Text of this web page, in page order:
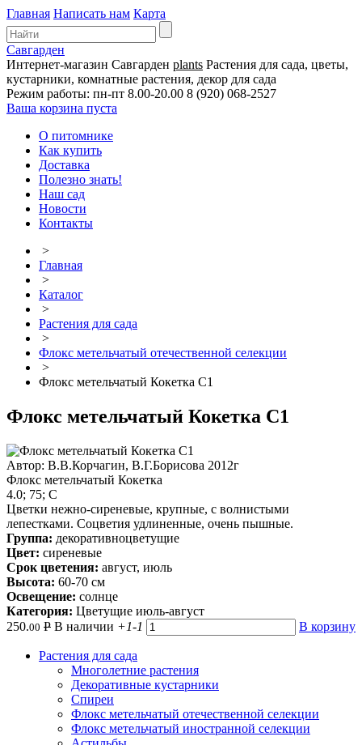
Главная Написать нам Карта
Савгарден
Интернет-магазин Савгарден plants Растения для сада, цветы,
кустарники, комнатные растения, декор для сада
Режим работы: пн-пт 8.00-20.00 8 (920) 068-2527
Ваша корзина пуста
О питомнике
Как купить
Доставка
Полезно знать!
Наш сад
Новости
Контакты
>
Главная
>
Каталог
>
Растения для сада
>
Флокс метельчатый отечественной селекции
>
Флокс метельчатый Кокетка С1
Флокс метельчатый Кокетка С1
Автор: В.В.Корчагин, В.Г.Борисова 2012г
Флокс метельчатый Кокетка
4.0; 75; С
Цветки нежно-сиреневые, крупные, с волнистыми
лепестками. Соцветия удлиненные, очень пышные.
Группа: декоративноцветущие
Цвет: сиреневые
Срок цветения: август, июль
Высота: 60-70 см
Освещение: солнце
Категория: Цветущие июль-август
250.00 Р В наличии +1-1 В корзину
Растения для сада
Многолетние растения
Декоративные кустарники
Спиреи
Флокс метельчатый отечественной селекции
Флокс метельчатый иностранной селекции